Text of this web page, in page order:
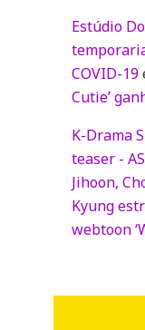
Estúdio
COVID-19
Cutie’
K-Drama
teaser -
Jihoon,
Kyung
webtoon